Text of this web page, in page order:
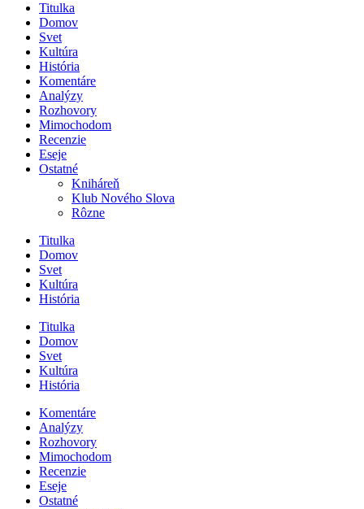
Titulka
Domov
Svet
Kultúra
História
Komentáre
Analýzy
Rozhovory
Mimochodom
Recenzie
Eseje
Ostatné
Kniháreň
Klub Nového Slova
Rôzne
Titulka
Domov
Svet
Kultúra
História
Titulka
Domov
Svet
Kultúra
História
Komentáre
Analýzy
Rozhovory
Mimochodom
Recenzie
Eseje
Ostatné